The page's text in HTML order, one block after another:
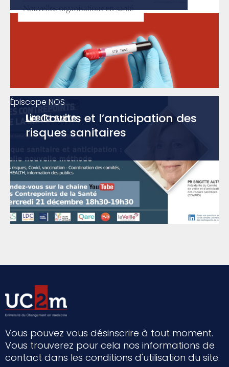
Le Covars et l’anticipation des
risques sanitaires
Lire la suite
Épiscope NOS
Vous pouvez vous désinscrire à tout moment.
Vous trouverez pour cela nos informations de
contact dans les conditions d'utilisation du site.